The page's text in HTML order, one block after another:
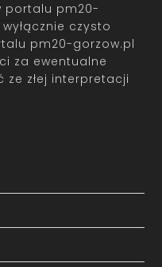
portalu pm20-
czysto
pm20-gorzow.pl
za ewentualne
ze złej interpretacji